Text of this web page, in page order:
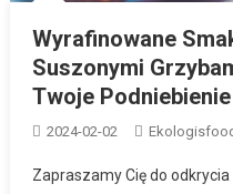
Wyrafinowane
Suszonymi
Twoje Podniebienie
2024-02-02
Zapraszamy Cię do